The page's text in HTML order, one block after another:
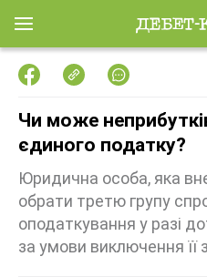
Чи може
єдиного податку?
Юридична особа, яка
обрати третю групу
оподаткування у разі
за умови виключення її